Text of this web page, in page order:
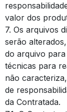
valor dos
7. Os arquivos
serão
do arquivo
técnicas para
não
de
da Contratada.